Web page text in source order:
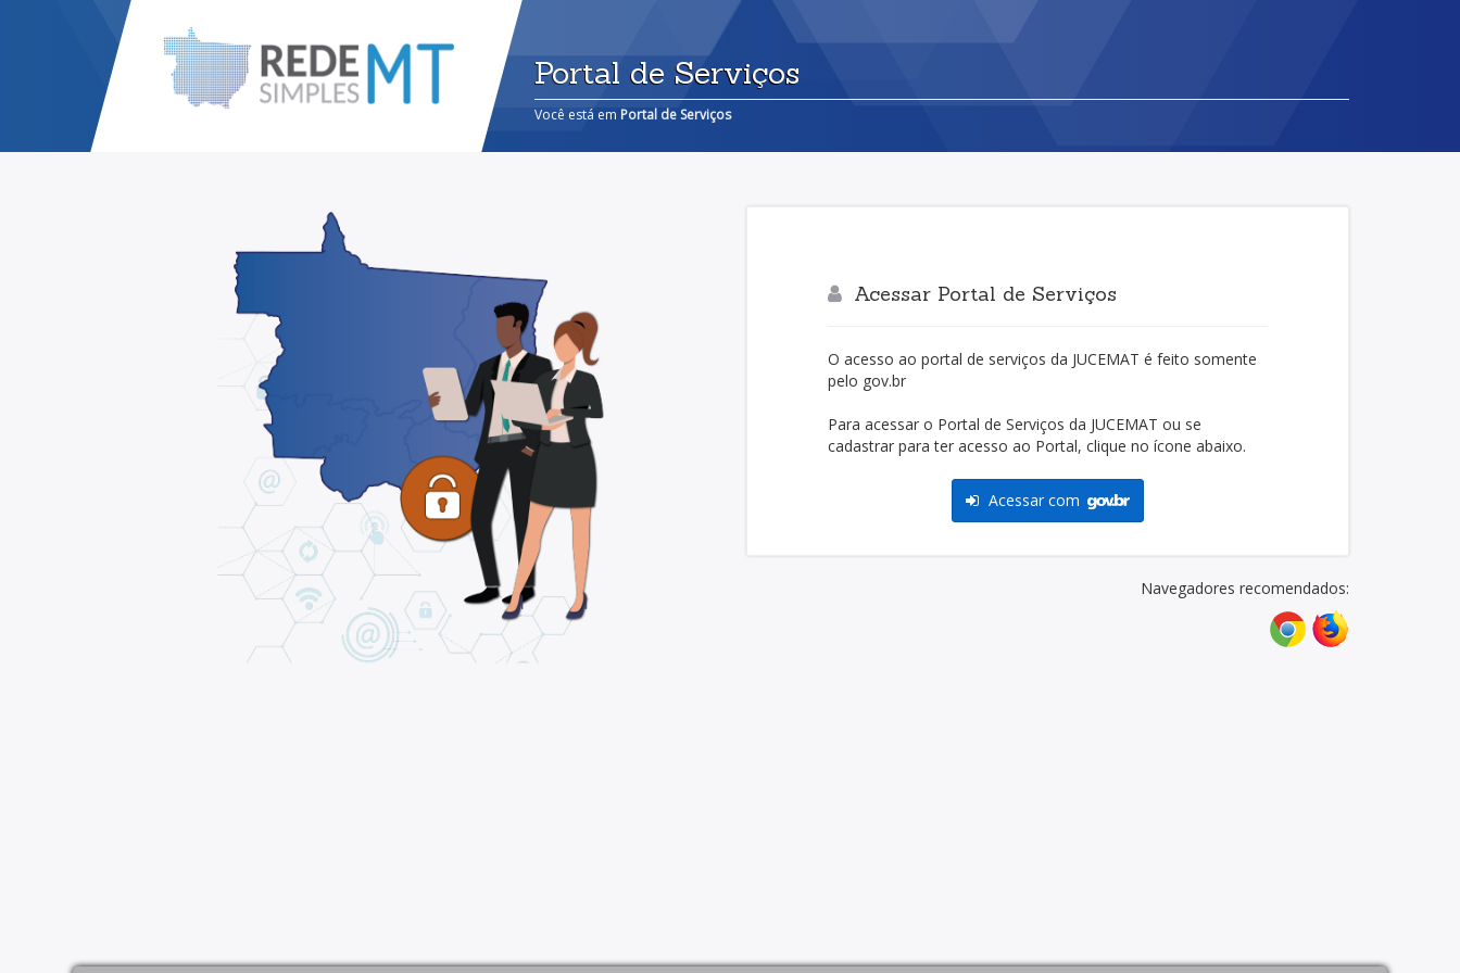
Portal de Serviços
Você está em Portal de Serviços
Acessar Portal de Serviços
O acesso ao portal de serviços da JUCEMAT é feito somente
pelo gov.br
Para acessar o Portal de Serviços da JUCEMAT ou se
cadastrar para ter acesso ao Portal, clique no ícone abaixo.
Acessar com
Navegadores recomendados: